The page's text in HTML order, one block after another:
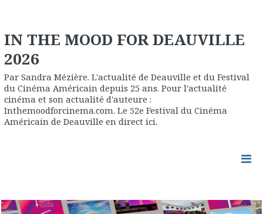
IN THE MOOD FOR DEAUVILLE
2026
Par Sandra Mézière. L'actualité de Deauville et du Festival
du Cinéma Américain depuis 25 ans. Pour l'actualité
cinéma et son actualité d'auteure :
Inthemoodforcinema.com. Le 52e Festival du Cinéma
Américain de Deauville en direct ici.